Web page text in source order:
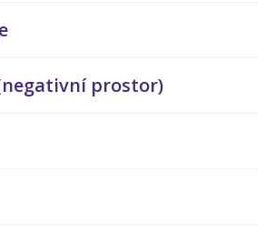
prostor)